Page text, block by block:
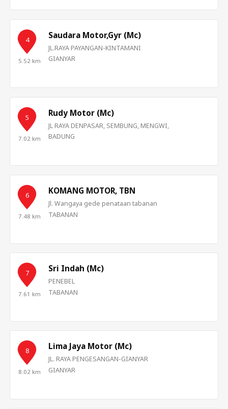
4
5.52 km
Saudara Motor,Gyr (Mc)
JL.RAYA PAYANGAN-KINTAMANI
GIANYAR
5
7.02 km
Rudy Motor (Mc)
JL RAYA DENPASAR, SEMBUNG, MENGWI,
BADUNG
6
7.48 km
KOMANG MOTOR, TBN
Jl. Wangaya gede penataan tabanan
TABANAN
7
7.61 km
Sri Indah (Mc)
PENEBEL
TABANAN
8
8.02 km
Lima Jaya Motor (Mc)
JL. RAYA PENGESANGAN-GIANYAR
GIANYAR